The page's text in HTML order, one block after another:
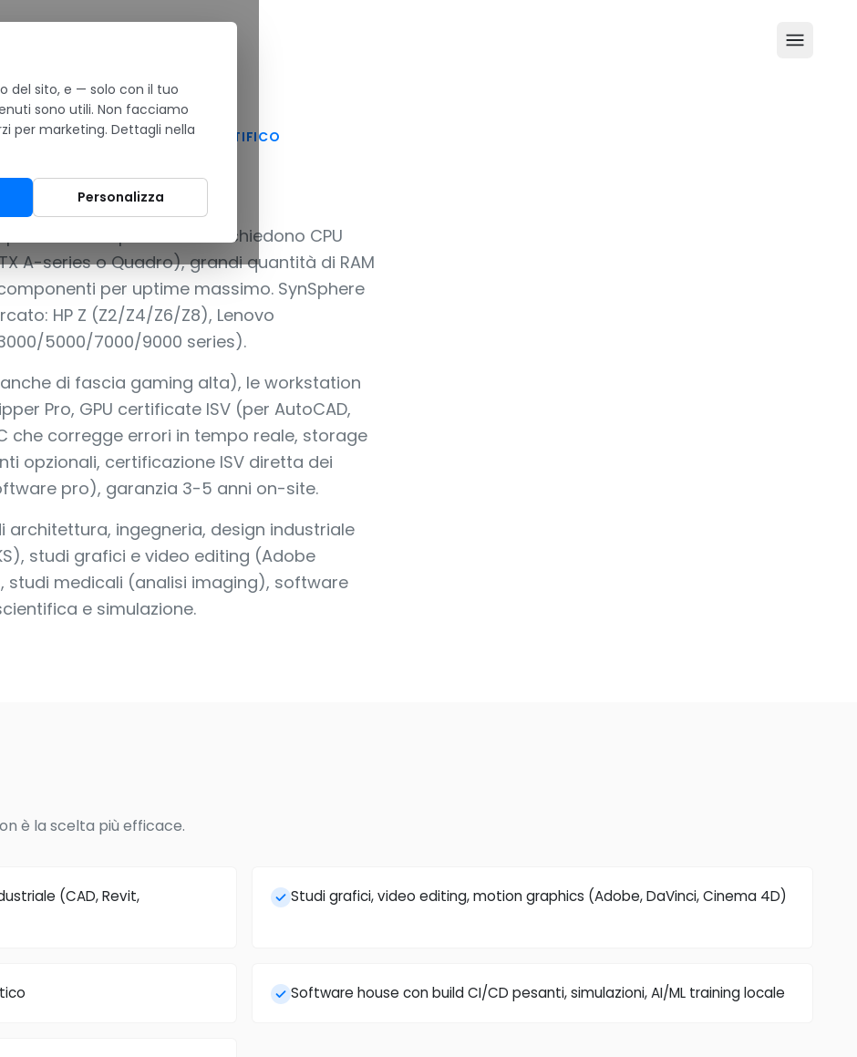
VIDEO EDITING E CALCOLO SCIENTIFICO
per workload pesanti che richiedono CPU
A-series o Quadro), grandi quantità di RAM
per uptime massimo. SynSphere
HP Z (Z2/Z4/Z6/Z8), Lenovo
5000/7000/9000 series).
di fascia gaming alta), le workstation
Pro, GPU certificate ISV (per AutoCAD,
che corregge errori in tempo reale, storage
opzionali, certificazione ISV diretta dei
pro), garanzia 3-5 anni on-site.
ingegneria, design industriale
studi grafici e video editing (Adobe
studi medicali (analisi imaging), software
e simulazione.
è la scelta più efficace.
(CAD, Revit,
Studi grafici, video editing, motion graphics (Adobe, DaVinci, Cinema 4D)
Software house con build CI/CD pesanti, simulazioni, AI/ML training locale
del sito, e — solo con il tuo
sono utili. Non facciamo
per marketing. Dettagli nella
Personalizza